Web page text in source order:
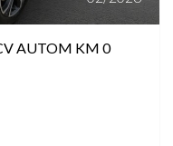
AUTOM KM 0